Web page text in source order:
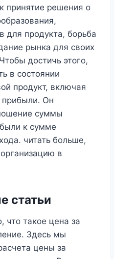
принятие решения о
для продукта, борьба
рынка для своих
достичь этого,
в состоянии
продукт, включая
Он
суммы
к сумме
читать больше,
в
статьи
что такое цена за
Здесь мы
цены за